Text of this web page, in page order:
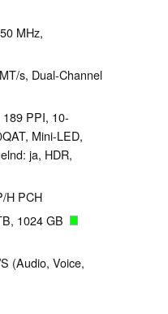
MHz,
s, Dual-Channel
PPI, 10-
Mini-LED,
ja, HDR,
H PCH
1024 GB
(Audio, Voice,